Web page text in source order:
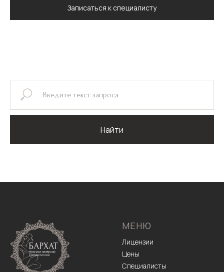
Записаться к специалисту
Найти
МЕНЮ
Лицензии
Цены
Специалисты